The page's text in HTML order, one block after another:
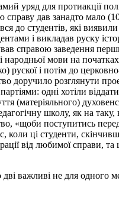
уряд для протиакції
дав занадто мало
до студентів, які
і викладав руску
справою заведення
мови на
рускої і потім до
доручило розглянути
одні хотіли
(матеріяльного)
школу, як на таку,
«щоби поступитись
коли ці студенти,
від любимої справи,
важливі не для одного